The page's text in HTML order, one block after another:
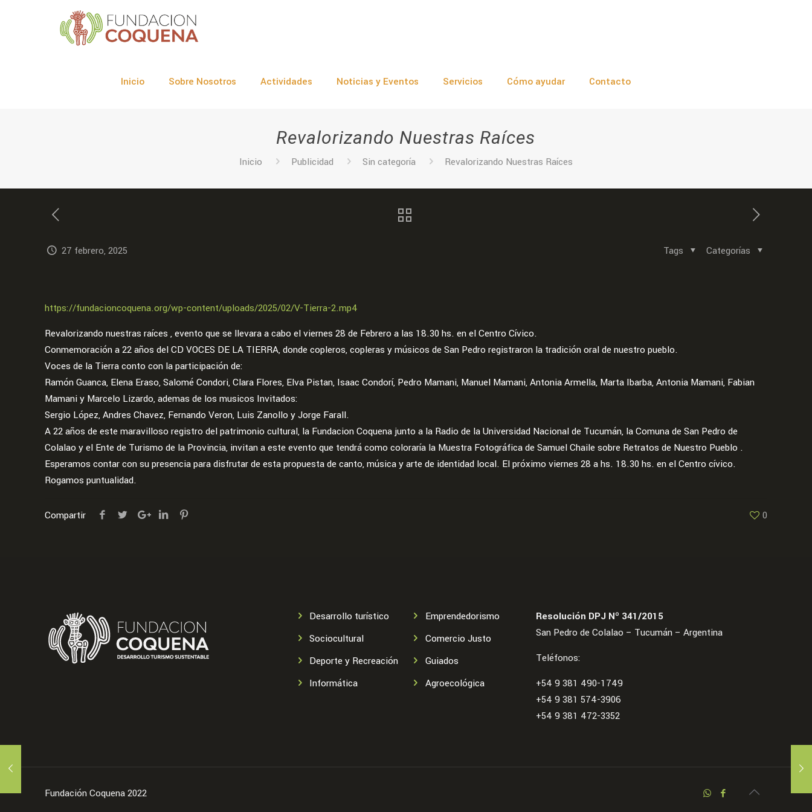
Inicio Sobre Nosotros Actividades Noticias y Eventos Servicios Cómo ayudar Contacto
Revalorizando Nuestras Raíces
Inicio Publicidad Sin categoría Revalorizando Nuestras Raíces
27 febrero, 2025 Categorías
Tags
https://fundacioncoquena.org/wp-content/uploads/2025/02/V-Tierra-2.mp4
Revalorizando nuestras raíces , evento que se llevara a cabo el viernes 28 de Febrero a las 18.30 hs. en el Centro Cívico.
Conmemoración a 22 años del CD VOCES DE LA TIERRA, donde copleros, copleras y músicos de San Pedro registraron la tradición oral de nuestro pueblo.
Voces de la Tierra conto con la participación de:
Ramón Guanca, Elena Eraso, Salomé Condori, Clara Flores, Elva Pistan, Isaac Condorí, Pedro Mamani, Manuel Mamani, Antonia Armella, Marta Ibarba, Antonia Mamani, Fabian
Mamani y Marcelo Lizardo, ademas de los musicos Invitados:
Sergio López, Andres Chavez, Fernando Veron, Luis Zanollo y Jorge Farall.
A 22 años de este maravilloso registro del patrimonio cultural, la Fundacion Coquena junto a la Radio de la Universidad Nacional de Tucumán, la Comuna de San Pedro de
Colalao y el Ente de Turismo de la Provincia, invitan a este evento que tendrá como coloraría la Muestra Fotográfica de Samuel Chaile sobre Retratos de Nuestro Pueblo .
Esperamos contar con su presencia para disfrutar de esta propuesta de canto, música y arte de identidad local. El próximo viernes 28 a hs. 18.30 hs. en el Centro cívico.
Rogamos puntualidad.
Compartir 0
Desarrollo turístico
Sociocultural
Deporte y Recreación
Informática
Emprendedorismo
Comercio Justo
Guiados
Agroecológica
Resolución DPJ Nº 341/2015
San Pedro de Colalao – Tucumán – Argentina
Teléfonos:
+54 9 381 490-1749
+54 9 381 574-3906
+54 9 381 472-3352
Fundación Coquena 2022